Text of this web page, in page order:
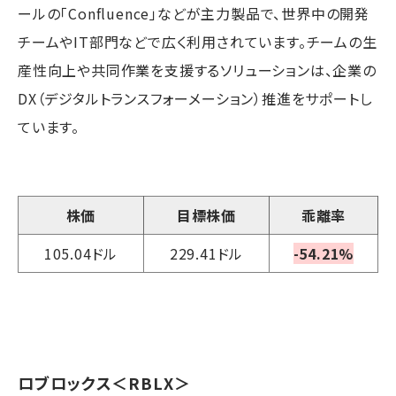
ールの「Confluence」などが主力製品で、世界中の開発
チームやIT部門などで広く利用されています。チームの生
産性向上や共同作業を支援するソリューションは、企業の
DX（デジタルトランスフォーメーション）推進をサポートし
ています。
株価 目標株価
乖離率
105.04ドル
229.41ドル -54.21%
ロブロックス＜RBLX＞